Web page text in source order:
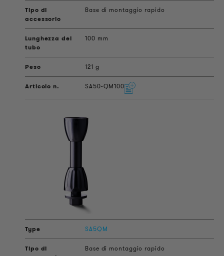
Base di montaggio rapido
100 mm
121 g
SA50-QM100
SA5QM
Base di montaggio rapido